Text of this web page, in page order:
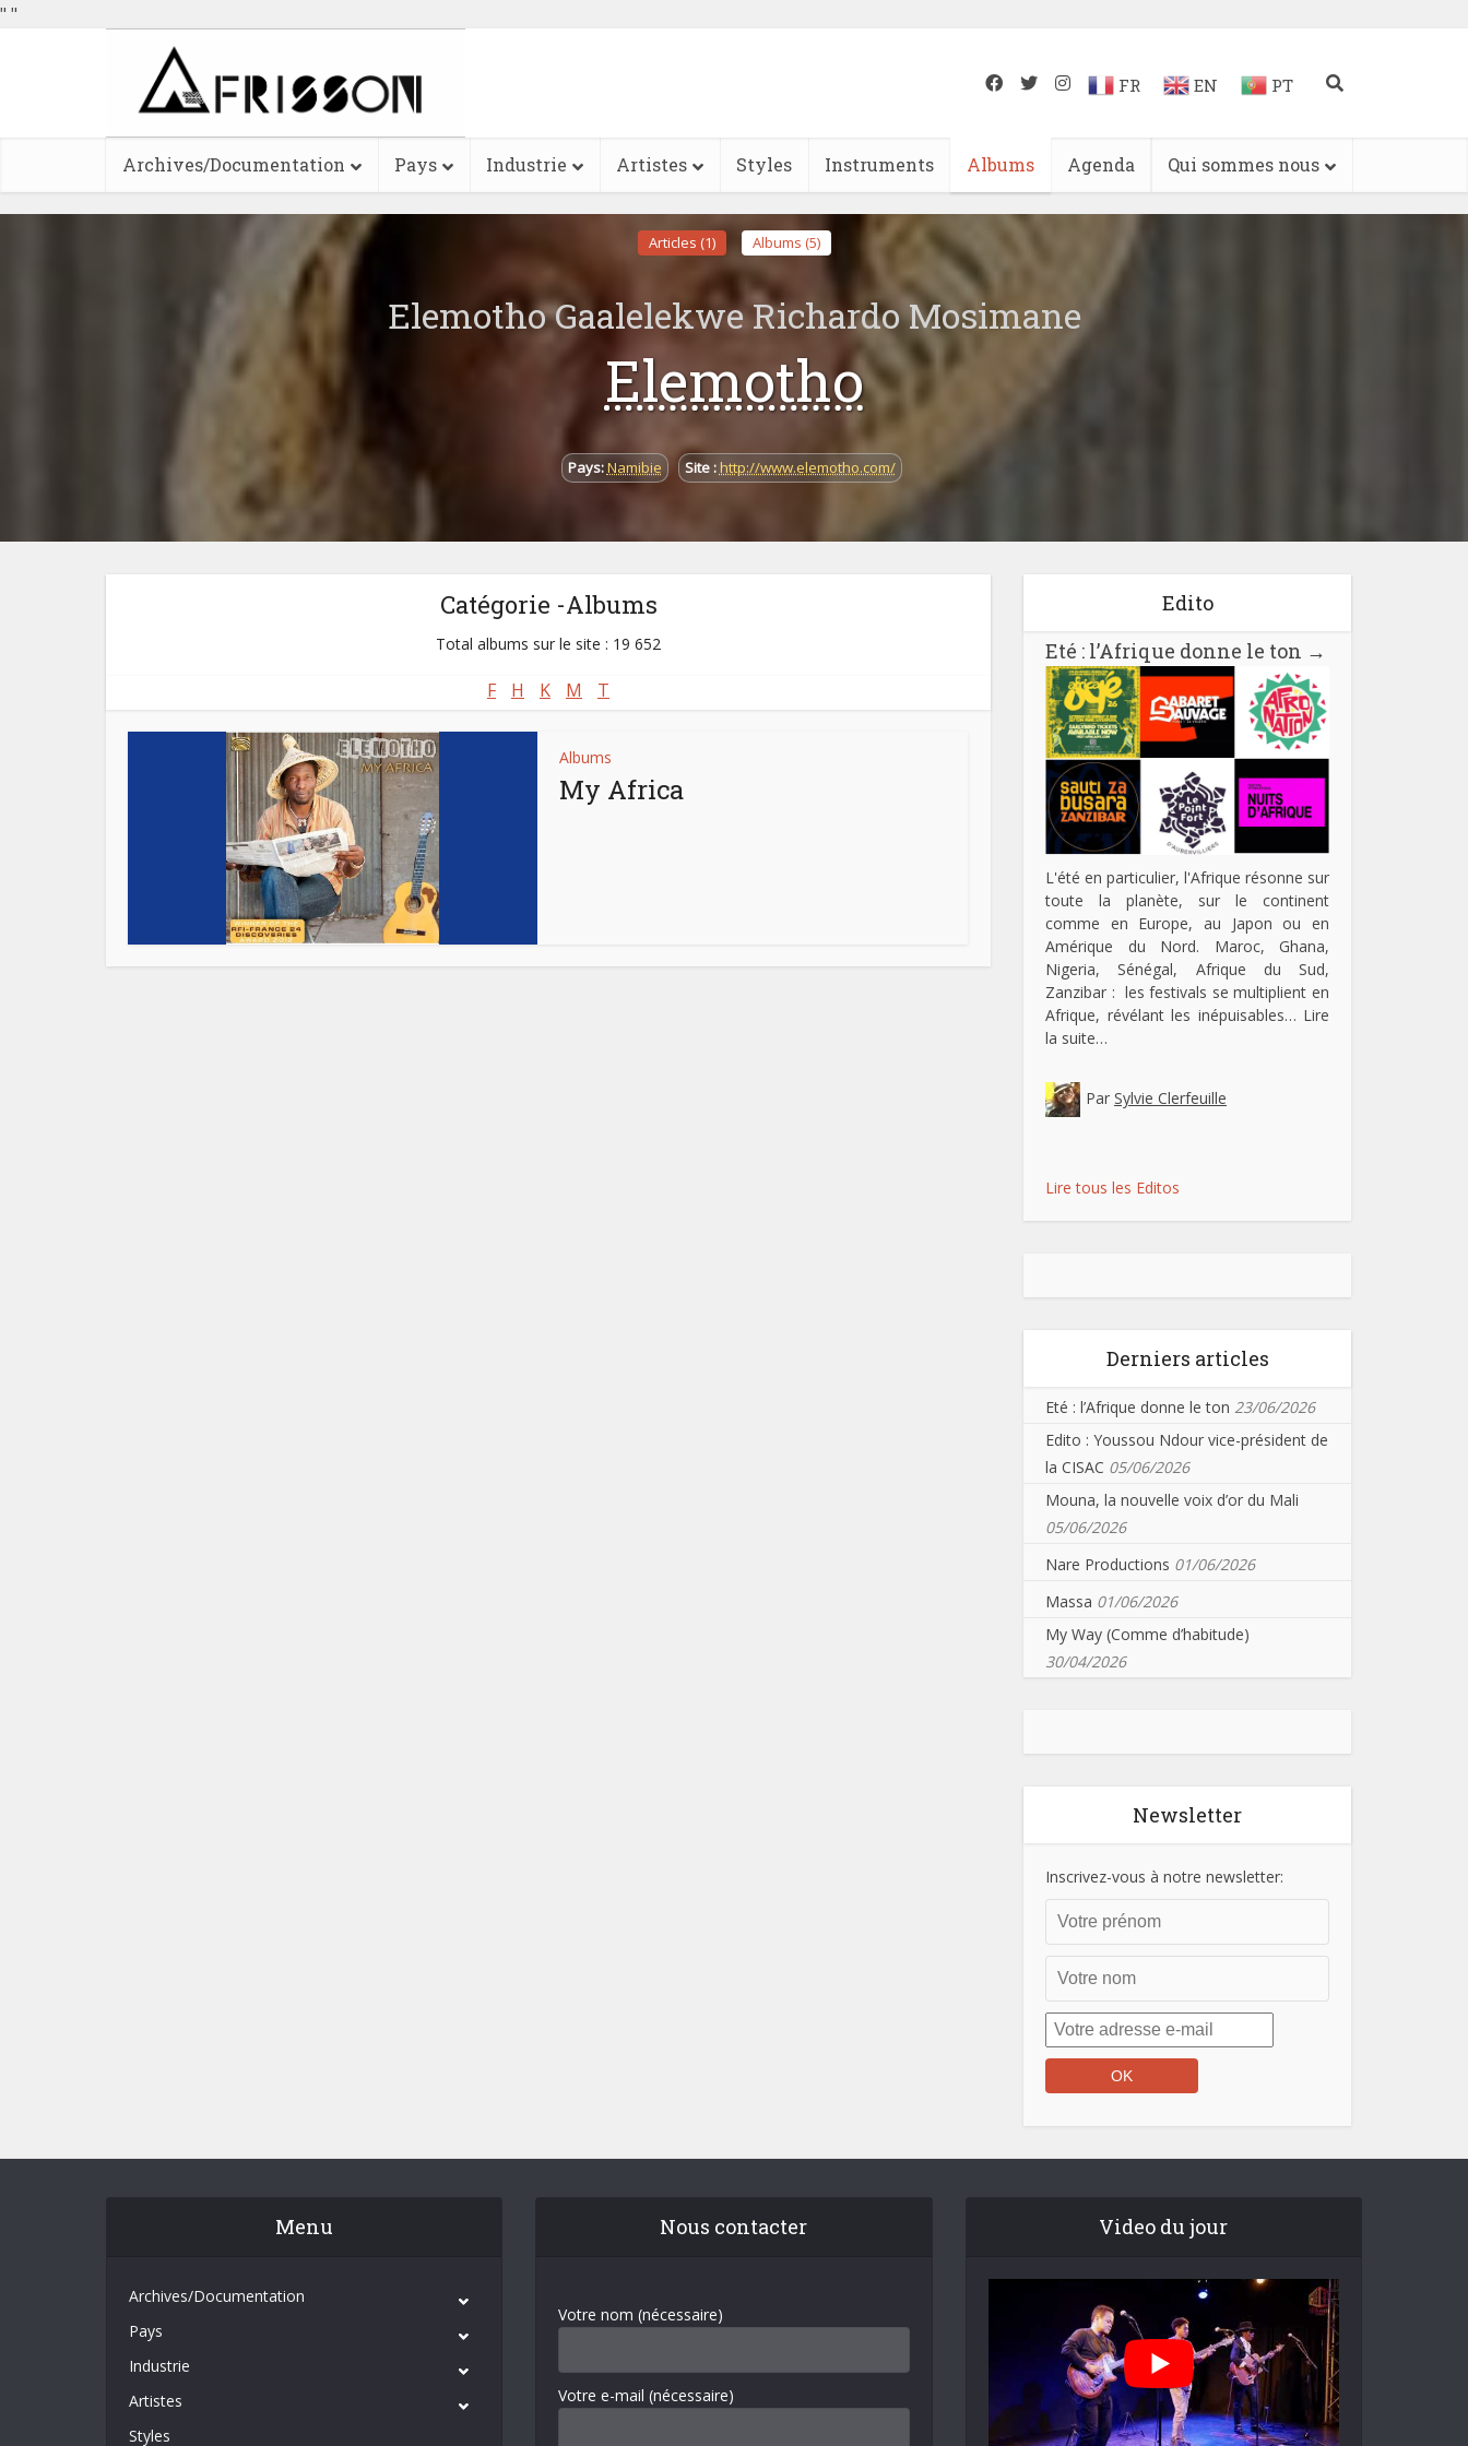
" "
FR EN PT
Archives/Documentation Pays Industrie Artistes Styles Instruments Albums Agenda Qui sommes nous
Articles (1) Albums (5)
Elemotho Gaalelekwe Richardo Mosimane
Elemotho
Pays:Namibie Site :http://www.elemotho.com/
Catégorie -Albums
Total albums sur le site : 19 652
F H K M T
Albums
My Africa
Edito
Eté : l’Afrique donne le ton →
L'été en particulier, l'Afrique résonne sur
toute la planète, sur le continent
comme en Europe, au Japon ou en
Amérique du Nord. Maroc, Ghana,
Nigeria, Sénégal, Afrique du Sud,
Zanzibar : les festivals se multiplient en
Afrique, révélant les inépuisables… Lire
la suite…
Par Sylvie Clerfeuille
Lire tous les Editos
Derniers articles
Eté : l’Afrique donne le ton 23/06/2026
Edito : Youssou Ndour vice-président de
la CISAC 05/06/2026
Mouna, la nouvelle voix d’or du Mali
05/06/2026
Nare Productions 01/06/2026
Massa 01/06/2026
My Way (Comme d’habitude)
30/04/2026
Newsletter
Inscrivez-vous à notre newsletter:
Menu
Archives/Documentation
Pays
Industrie
Artistes
Styles
Nous contacter
Votre nom (nécessaire)
Votre e-mail (nécessaire)
Video du jour